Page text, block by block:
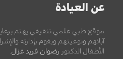
عن العيادة
موقع طبي علمي تثقيفي يهتم
آبائهم وتوعيتهم ويقوم بإدارته
الأطفال الدكتور رضوان فريد غزال